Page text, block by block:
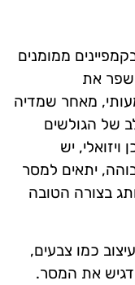
ממומנים
את
מאחר שמדיה
של הגולשים
יש
יתאים למסר
בצורה הטובה
כמו צבעים,
את המסר.